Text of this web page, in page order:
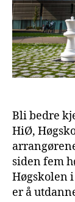
Bli bedre
HiØ,
siden fem
Høgskolen
er å